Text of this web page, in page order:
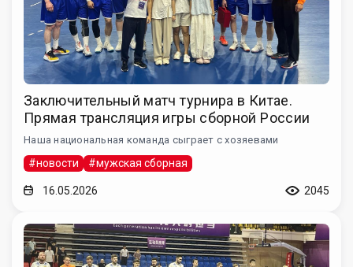
Заключительный матч турнира в Китае.
Прямая трансляция игры сборной России
Наша национальная команда сыграет с хозяевами
#новости #мужская сборная
16.05.2026 2045